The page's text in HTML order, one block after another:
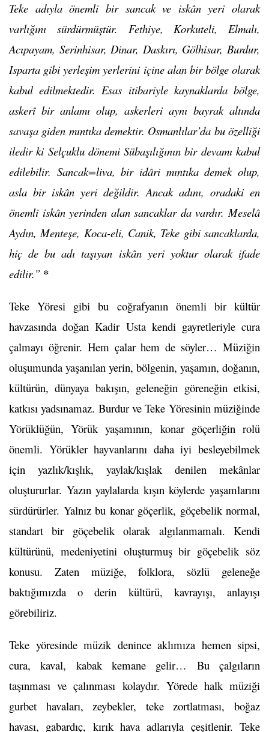
Teke adıyla önemli bir sancak ve iskân yeri olarak
varlığını sürdürmüştür. Fethiye, Korkuteli, Elmalı,
Acıpayam, Serinhisar, Dinar, Daskırı, Gölhisar, Burdur,
Isparta gibi yerleşim yerlerini içine alan bir bölge olarak
kabul edilmektedir. Esas itibariyle kaynaklarda bölge,
askerî bir anlamı olup, askerleri aynı bayrak altında
savaşa giden mıntıka demektir. Osmanlılar’da bu özelliği
iledir ki Selçuklu dönemi Sübaşılığının bir devamı kabul
edilebilir. Sancak=liva, bir idâri mıntıka demek olup,
asla bir iskân yeri değildir. Ancak adını, oradaki en
önemli iskân yerinden alan sancaklar da vardır. Meselâ
Aydın, Menteşe, Koca-eli, Canik, Teke gibi sancaklarda,
hiç de bu adı taşıyan iskân yeri yoktur olarak ifade
edilir.” *
Teke Yöresi gibi bu coğrafyanın önemli bir kültür
havzasında doğan Kadir Usta kendi gayretleriyle cura
çalmayı öğrenir. Hem çalar hem de söyler… Müziğin
oluşumunda yaşanılan yerin, bölgenin, yaşamın, doğanın,
kültürün, dünyaya bakışın, geleneğin göreneğin etkisi,
katkısı yadsınamaz. Burdur ve Teke Yöresinin müziğinde
Yörüklüğün, Yörük yaşamının, konar göçerliğin rolü
önemli. Yörükler hayvanlarını daha iyi besleyebilmek
için yazlık/kışlık, yaylak/kışlak denilen mekânlar
oluştururlar. Yazın yaylalarda kışın köylerde yaşamlarını
sürdürürler. Yalnız bu konar göçerlik, göçebelik normal,
standart bir göçebelik olarak algılanmamalı. Kendi
kültürünü, medeniyetini oluşturmuş bir göçebelik söz
konusu. Zaten müziğe, folklora, sözlü geleneğe
baktığımızda o derin kültürü, kavrayışı, anlayışı
görebiliriz.
Teke yöresinde müzik denince aklımıza hemen sipsi,
cura, kaval, kabak kemane gelir… Bu çalgıların
taşınması ve çalınması kolaydır. Yörede halk müziği
gurbet havaları, zeybekler, teke zortlatması, boğaz
havası, gabardıç, kırık hava adlarıyla çeşitlenir. Teke